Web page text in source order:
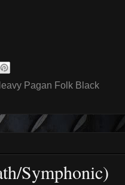
Pagan Folk Black
Symphonic)